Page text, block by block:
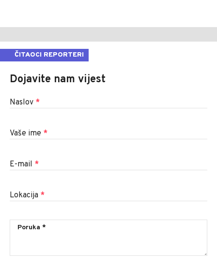
ČITAOCI REPORTERI
Dojavite nam vijest
Naslov *
Vaše ime *
E-mail *
Lokacija *